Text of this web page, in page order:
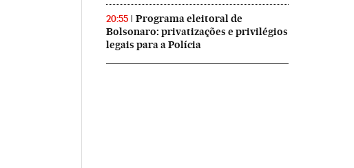
20:55
Programa eleitoral de
Bolsonaro: privatizações e privilégios
legais para a Polícia